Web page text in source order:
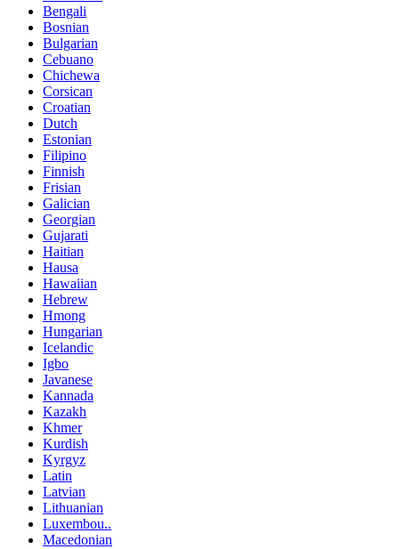
Bengali
Bosnian
Bulgarian
Cebuano
Chichewa
Corsican
Croatian
Dutch
Estonian
Filipino
Finnish
Frisian
Galician
Georgian
Gujarati
Haitian
Hausa
Hawaiian
Hebrew
Hmong
Hungarian
Icelandic
Igbo
Javanese
Kannada
Kazakh
Khmer
Kurdish
Kyrgyz
Latin
Latvian
Lithuanian
Luxembou..
Macedonian